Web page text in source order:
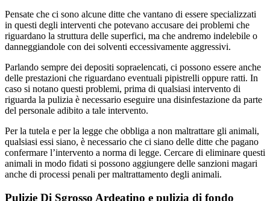
Pensate che ci sono alcune ditte che vantano di essere specializzati
in questi degli interventi che potevano accusare dei problemi che
riguardano la struttura delle superfici, ma che andremo indelebile o
danneggiandole con dei solventi eccessivamente aggressivi.
Parlando sempre dei depositi sopraelencati, ci possono essere anche
delle prestazioni che riguardano eventuali pipistrelli oppure ratti. In
caso si notano questi problemi, prima di qualsiasi intervento di
riguarda la pulizia è necessario eseguire una disinfestazione da parte
del personale adibito a tale intervento.
Per la tutela e per la legge che obbliga a non maltrattare gli animali,
qualsiasi essi siano, è necessario che ci siano delle ditte che pagano
confermare l’intervento a norma di legge. Cercare di eliminare questi
animali in modo fidati si possono aggiungere delle sanzioni magari
anche di processi penali per maltrattamento degli animali.
Pulizie Di Sgrosso Ardeatino e pulizia di fondo